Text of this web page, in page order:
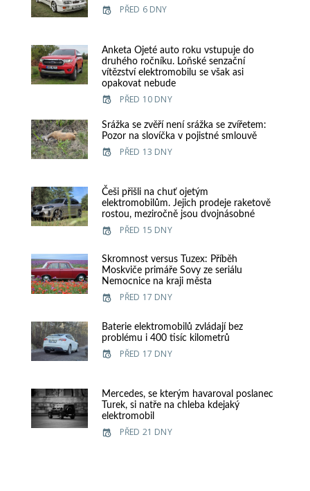
PŘED 6 DNY
Anketa Ojeté auto roku vstupuje do
druhého ročníku. Loňské senzační
vítězství elektromobilu se však asi
opakovat nebude
PŘED 10 DNY
Srážka se zvěří není srážka se zvířetem:
Pozor na slovíčka v pojistné smlouvě
PŘED 13 DNY
Češi přišli na chuť ojetým
elektromobilům. Jejich prodeje raketově
rostou, meziročně jsou dvojnásobné
PŘED 15 DNY
Skromnost versus Tuzex: Příběh
Moskviče primáře Sovy ze seriálu
Nemocnice na kraji města
PŘED 17 DNY
Baterie elektromobilů zvládají bez
problému i 400 tisíc kilometrů
PŘED 17 DNY
Mercedes, se kterým havaroval poslanec
Turek, si natře na chleba kdejaký
elektromobil
PŘED 21 DNY